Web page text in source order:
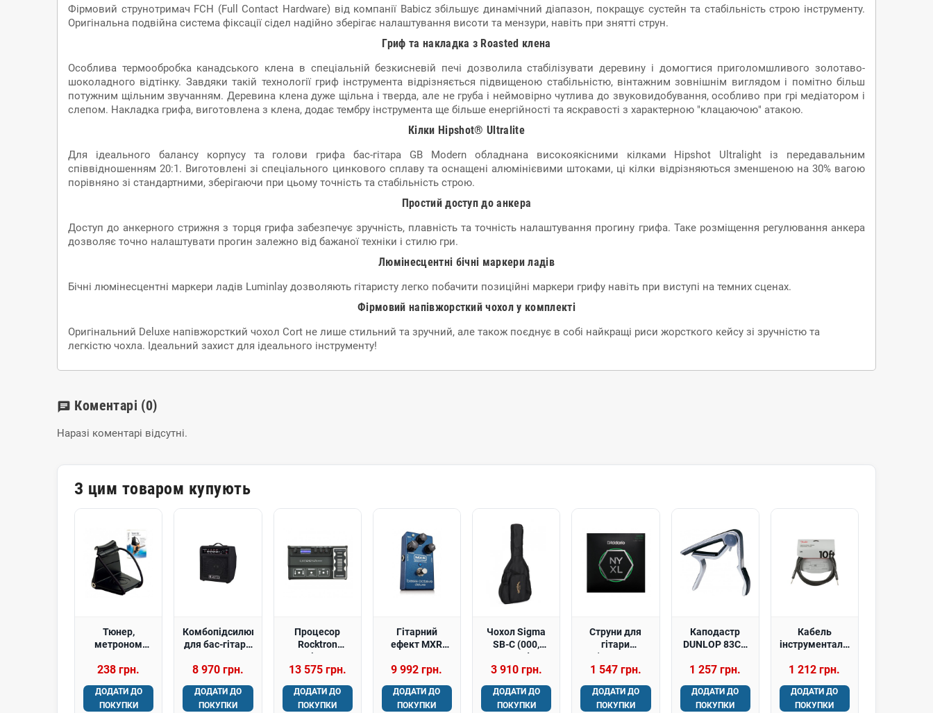
Фірмовий струнотримач FCH (Full Contact Hardware) від компанії Babicz збільшує динамічний діапазон, покращує сустейн та стабільність строю інструменту.
Оригінальна подвійна система фіксації сідел надійно зберігає налаштування висоти та мензури, навіть при знятті струн.
Гриф та накладка з Roasted клена
Особлива термообробка канадського клена в спеціальній безкисневій печі дозволила стабілізувати деревину і домогтися приголомшливого золотаво-
шоколадного відтінку. Завдяки такій технології гриф інструмента відрізняється підвищеною стабільністю, вінтажним зовнішнім виглядом і помітно більш
потужним щільним звучанням. Деревина клена дуже щільна і тверда, але не груба і неймовірно чутлива до звуковидобування, особливо при грі медіатором і
слепом. Накладка грифа, виготовлена ​​з клена, додає тембру інструмента ще більше енергійності та яскравості з характерною "клацаючою" атакою.
Кілки Hipshot® Ultralite
Для ідеального балансу корпусу та голови грифа бас-гітара GB Modern обладнана високоякісними кілками Hipshot Ultralight із передавальним
співвідношенням 20:1. Виготовлені зі спеціального цинкового сплаву та оснащені алюмінієвими штоками, ці кілки відрізняються зменшеною на 30% вагою
порівняно зі стандартними, зберігаючи при цьому точність та стабільність строю.
Простий доступ до анкера
Доступ до анкерного стрижня з торця грифа забезпечує зручність, плавність та точність налаштування прогину грифа. Таке розміщення регулювання анкера
дозволяє точно налаштувати прогин залежно від бажаної техніки і стилю гри.
Люмінесцентні бічні маркери ладів
Бічні люмінесцентні маркери ладів Luminlay дозволяють гітаристу легко побачити позиційні маркери грифу навіть при виступі на темних сценах.
Фірмовий напівжорсткий чохол у комплекті
Оригінальний Deluxe напівжорсткий чохол Cort не лише стильний та зручний, але також поєднує в собі найкращі риси жорсткого кейсу зі зручністю та
легкістю чохла. Ідеальний захист для ідеального інструменту!
chat Коментарі (0)
Наразі коментарі відсутні.
З цим товаром купують
Тюнер,
метроном
WAVES PW-TU-
238 грн.
ДОДАТИ ДО
ПОКУПКИ
Комбопідсилювач
для бас-гітари
(10W, 1x8") -
8 970 грн.
ДОДАТИ ДО
ПОКУПКИ
Процесор
Rocktron
Utopia B100
(бас)
13 575 грн.
ДОДАТИ ДО
ПОКУПКИ
Гітарний
ефект MXR
DELUXE
9 992 грн.
ДОДАТИ ДО
ПОКУПКИ
Чохол Sigma
SB-C (000,
Grand
Orchestra,
3 910 грн.
ДОДАТИ ДО
ПОКУПКИ
Струни для
гітари
D'ADDARIO
NYXL4095
SUPER LIGHT
(40-95)
1 547 грн.
ДОДАТИ ДО
ПОКУПКИ
Каподастр
DUNLOP 83CN
ACOUSTIC
NICKEL
1 257 грн.
ДОДАТИ ДО
ПОКУПКИ
Кабель
інструментальний
PROFESSIONAL
BLACK
1 212 грн.
ДОДАТИ ДО
ПОКУПКИ